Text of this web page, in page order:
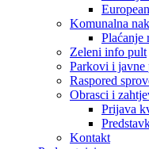
Komunalna
Plaćanje
Zeleni info pult
Parkovi i javne
Raspored
Obrasci i
Prijava
Kontakt